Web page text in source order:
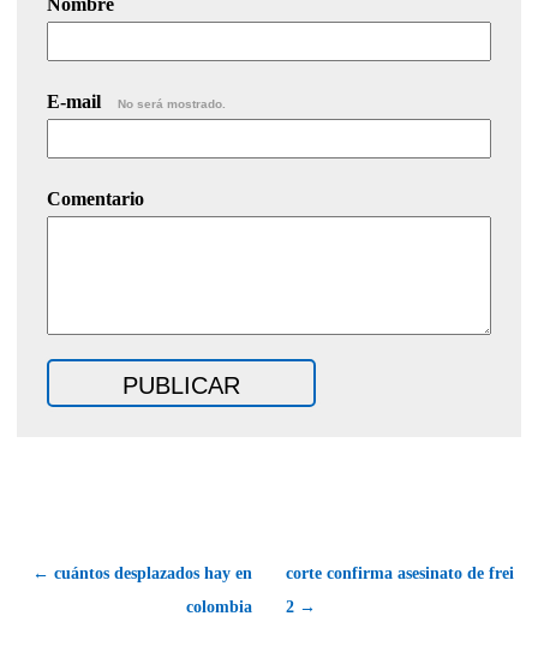
E-mail No será mostrado.
Comentario
← cuántos desplazados hay en
colombia
corte confirma asesinato de frei
2 →